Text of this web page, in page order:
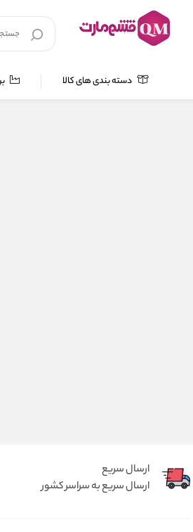
دسته بندی های کالا
ارسال سریع
ارسال سریع به سراسر کشور